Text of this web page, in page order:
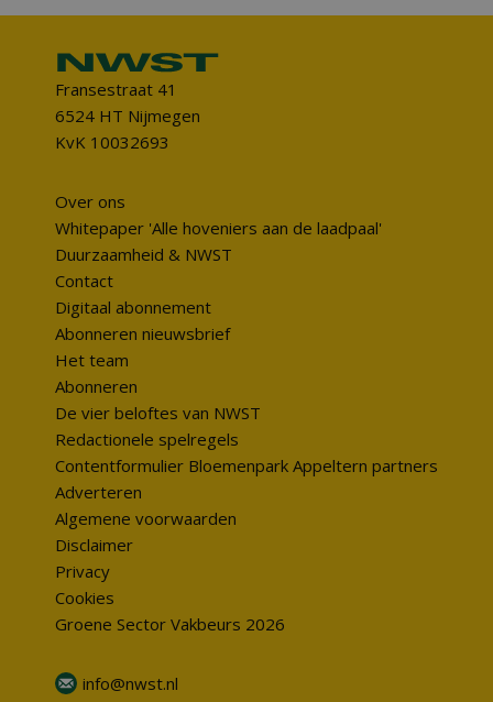
Fransestraat 41
6524 HT Nijmegen
KvK 10032693
Over ons
Whitepaper 'Alle hoveniers aan de laadpaal'
Duurzaamheid & NWST
Contact
Digitaal abonnement
Abonneren nieuwsbrief
Het team
Abonneren
De vier beloftes van NWST
Redactionele spelregels
Contentformulier Bloemenpark Appeltern partners
Adverteren
Algemene voorwaarden
Disclaimer
Privacy
Cookies
Groene Sector Vakbeurs 2026
info@nwst.nl